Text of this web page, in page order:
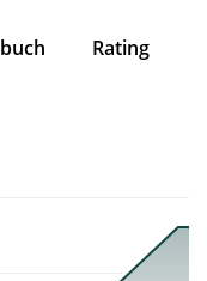
Rating
ranges from 2025-
Data ranges from 97 to